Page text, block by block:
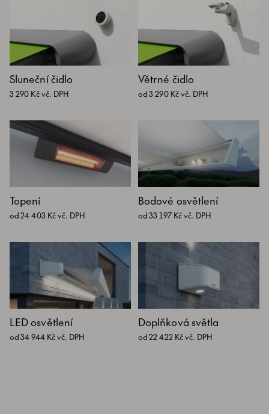
Sluneční čidlo
3 290 Kč vč. DPH
Větrné čidlo
od 3 290 Kč vč. DPH
Topení
od 24 403 Kč vč. DPH
Bodové osvětlení
od 33 197 Kč vč. DPH
LED osvětlení
od 34 944 Kč vč. DPH
Doplňková světla
od 22 422 Kč vč. DPH